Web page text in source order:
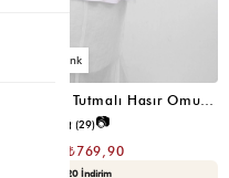
(29)📷
₺769,90
Yaza Özel Ek %20 İndirim